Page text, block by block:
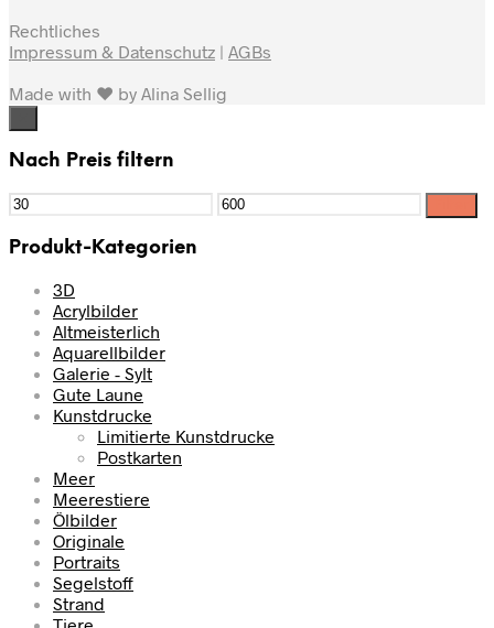
Rechtliches
Impressum & Datenschutz | AGBs
Made with ♥ by Alina Sellig
Nach Preis filtern
Produkt-Kategorien
3D
Acrylbilder
Altmeisterlich
Aquarellbilder
Galerie - Sylt
Gute Laune
Kunstdrucke
Limitierte Kunstdrucke
Postkarten
Meer
Meerestiere
Ölbilder
Originale
Portraits
Segelstoff
Strand